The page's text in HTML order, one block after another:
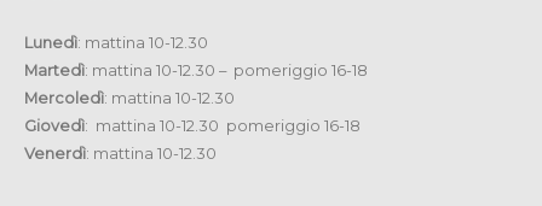
Lunedì: mattina 10-12.30
Martedì: mattina 10-12.30 – pomeriggio 16-18
Mercoledì: mattina 10-12.30
Giovedì: mattina 10-12.30 pomeriggio 16-18
Venerdì: mattina 10-12.30